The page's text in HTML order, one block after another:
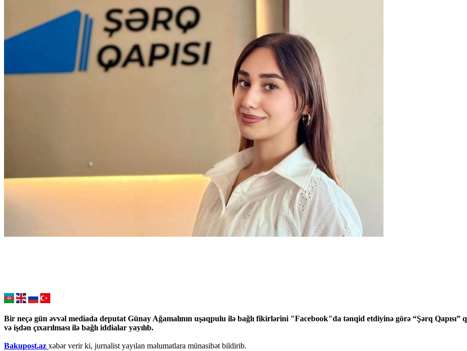
Bir neçə gün əvvəl mediada deputat Günay Ağamalının uşaqpulu ilə bağlı fikirlərini "Facebook"da tənqid etdiyinə görə “Şərq Qapısı”
və işdən çıxarılması ilə bağlı iddialar yayılıb.
Bakupost.az xəbər verir ki, jurnalist yayılan məlumatlara münasibət bildirib.